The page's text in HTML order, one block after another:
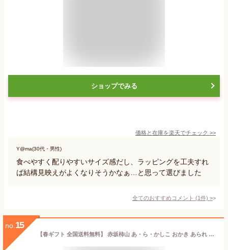
ショップでみる
価格と在庫を楽天でチェック >>
Y@ma(30代・男性)
食べやすく配りやすいサイズ感だし、ラッピングを工夫すれ
ば結構見映えがよくなりそうかなぁ…と思って選びました
全てのおすすめコメント (1件) >
no. 15
【春ギフト 全国送料無料】 赤坂柿山 あ・ら・かしこ おかき あられ 詰め合わせ 低脂質 間食 美味しい おせんべい おつまみ 小分け 個包装 お取り寄せ ギフト こだわり ギフトセット せんべい 米菓 煎餅 和菓子 お返し お祝い 逸品 デパ地下 スィーツ プレゼント